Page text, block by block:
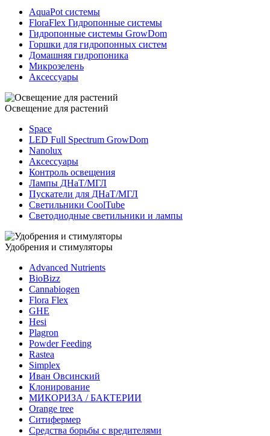
AquaPot системы
FloraFlex Гидропонные системы
Гидропонные системы GrowDom
Горшки для гидропонных систем
Домашняя гидропоника
Микрозелень
Аксессуары
Освещение для растений
Space
LED Full Spectrum GrowDom
Nanolux
Аксессуары
Контроль освещения
Лампы ДНаТ/МГЛ
Пускатели для ДНаТ/МГЛ
Светильники CoolTube
Светодиодные светильники и лампы
Удобрения и стимуляторы
Advanced Nutrients
BioBizz
Cannabiogen
Flora Flex
GHE
Hesi
Plagron
Powder Feeding
Rastea
Simplex
Иван Овсинский
Клонирование
МИКОРИЗА / БАКТЕРИИ
Оrange tree
Ситифермер
Средства борьбы с вредителями